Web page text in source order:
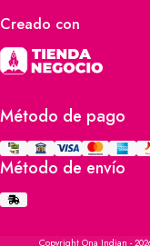
Creado con
Método de pago
Método de envío
Copyright Ona Indian -